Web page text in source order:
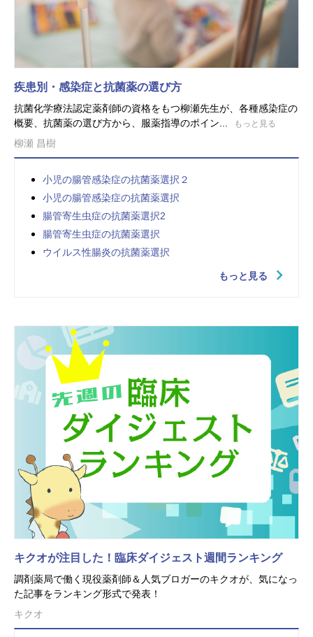
疾患別・感染症と抗菌薬の選び方
抗菌化学療法認定薬剤師の資格をもつ柳瀬先生が、各種感染症の
概要、抗菌薬の選び方から、服薬指導のポイン...
もっと見る
柳瀬 昌樹
小児の腸管感染症の抗菌薬選択２
小児の腸管感染症の抗菌薬選択
腸管寄生虫症の抗菌薬選択2
腸管寄生虫症の抗菌薬選択
ウイルス性腸炎の抗菌薬選択
もっと見る
キクオが注目した！臨床ダイジェスト週間ランキング
調剤薬局で働く現役薬剤師＆人気ブロガーのキクオが、気になっ
た記事をランキング形式で発表！
キクオ